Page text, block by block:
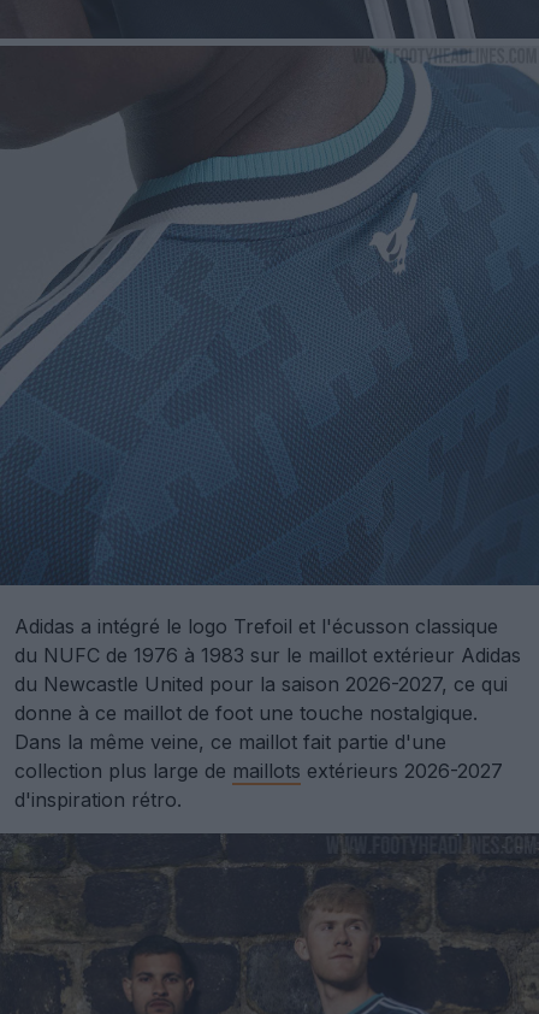
Adidas a intégré le logo Trefoil et l'écusson classique
du NUFC de 1976 à 1983 sur le maillot extérieur Adidas
du Newcastle United pour la saison 2026-2027, ce qui
donne à ce maillot de foot une touche nostalgique.
Dans la même veine, ce maillot fait partie d'une
collection plus large de maillots extérieurs 2026-2027
d'inspiration rétro.